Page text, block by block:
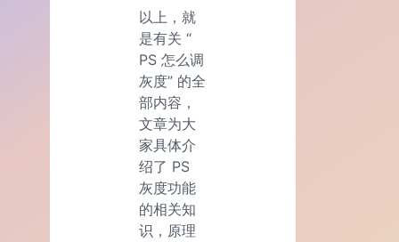
以上，就
是有关 “
PS 怎么调
灰度” 的全
部内容，
文章为大
家具体介
绍了 PS
灰度功能
的相关知
识，原理